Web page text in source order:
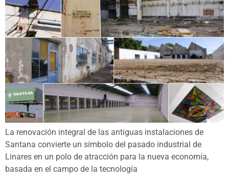
La renovación integral de las antiguas instalaciones de
Santana convierte un símbolo del pasado industrial de
Linares en un polo de atracción para la nueva economía,
basada en el campo de la tecnología